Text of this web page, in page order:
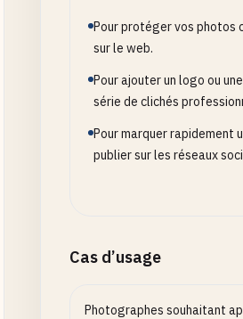
Pour protéger vos photos
sur le web.
Pour ajouter un logo ou
série de clichés
Pour marquer rapidement
publier sur les réseaux
Cas d’usage
Photographes souhaitant